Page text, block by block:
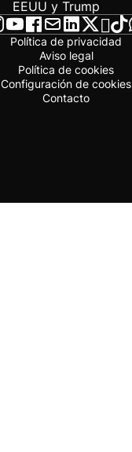
EEUU y Trump
Política de privacidad
Aviso legal
Política de cookies
Configuración de cookies
Contacto